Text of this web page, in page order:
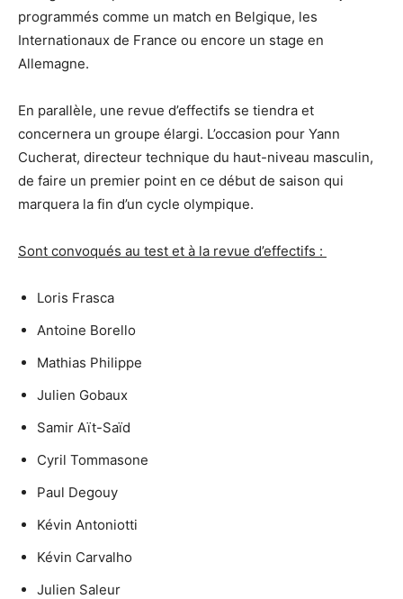
programmés comme un match en Belgique, les
Internationaux de France ou encore un stage en
Allemagne.
En parallèle, une revue d’effectifs se tiendra et
concernera un groupe élargi. L’occasion pour Yann
Cucherat, directeur technique du haut-niveau masculin,
de faire un premier point en ce début de saison qui
marquera la fin d’un cycle olympique.
Sont convoqués au test et à la revue d’effectifs :
Loris Frasca
Antoine Borello
Mathias Philippe
Julien Gobaux
Samir Aït-Saïd
Cyril Tommasone
Paul Degouy
Kévin Antoniotti
Kévin Carvalho
Julien Saleur